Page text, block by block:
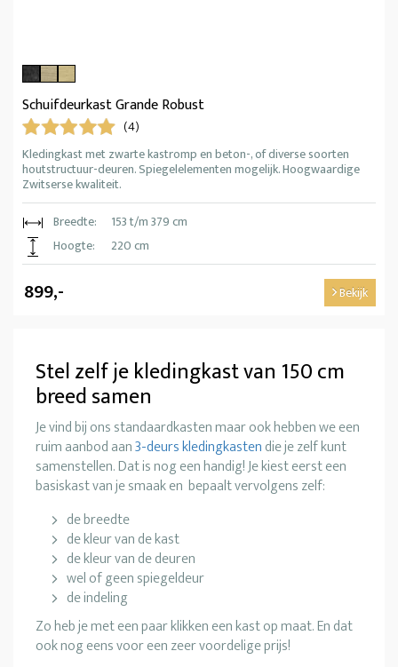
Schuifdeurkast Grande Robust
(4)
Kledingkast met zwarte kastromp en beton-, of diverse soorten
houtstructuur-deuren. Spiegelelementen mogelijk. Hoogwaardige
Zwitserse kwaliteit.
Breedte:
153 t/m 379 cm
Hoogte:
220 cm
899,- Bekijk
Stel zelf je kledingkast van 150 cm
breed samen
Je vind bij ons standaardkasten maar ook hebben we een
ruim aanbod aan3-deurs kledingkastendie je zelf kunt
samenstellen. Dat is nog een handig! Je kiest eerst een
basiskast van je smaak en bepaalt vervolgens zelf:
de breedte
de kleur van de kast
de kleur van de deuren
wel of geen spiegeldeur
de indeling
Zo heb je met een paar klikken een kast op maat. En dat
ook nog eens voor een zeer voordelige prijs!